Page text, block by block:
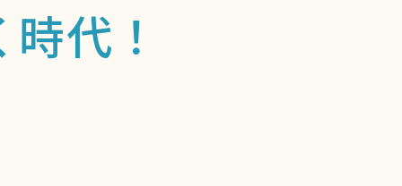
代！